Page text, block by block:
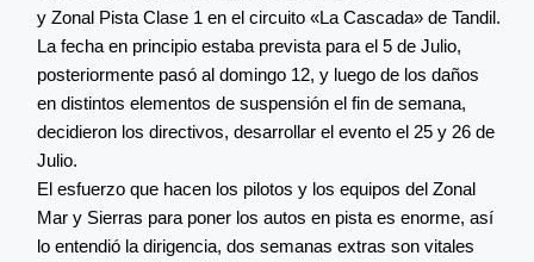
y Zonal Pista Clase 1 en el circuito «La Cascada» de Tandil.
La fecha en principio estaba prevista para el 5 de Julio,
posteriormente pasó al domingo 12, y luego de los daños
en distintos elementos de suspensión el fin de semana,
decidieron los directivos, desarrollar el evento el 25 y 26 de
Julio.
El esfuerzo que hacen los pilotos y los equipos del Zonal
Mar y Sierras para poner los autos en pista es enorme, así
lo entendió la dirigencia, dos semanas extras son vitales